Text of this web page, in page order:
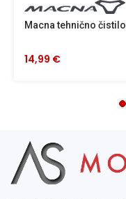
Macna tehnično čistilo
14,99 €